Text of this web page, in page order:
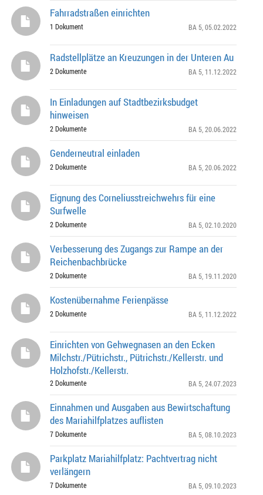
Fahrradstraßen einrichten
1 Dokument BA 5 , 05.02.2022
Radstellplätze an Kreuzungen in der Unteren Au
2 Dokumente BA 5 , 11.12.2022
In Einladungen auf Stadtbezirksbudget
hinweisen
2 Dokumente BA 5 , 20.06.2022
Genderneutral einladen
2 Dokumente BA 5 , 20.06.2022
Eignung des Corneliusstreichwehrs für eine
Surfwelle
2 Dokumente BA 5 , 02.10.2020
Verbesserung des Zugangs zur Rampe an der
Reichenbachbrücke
2 Dokumente BA 5 , 19.11.2020
Kostenübernahme Ferienpässe
2 Dokumente BA 5 , 11.12.2022
Einrichten von Gehwegnasen an den Ecken
Milchstr./Pütrichstr., Pütrichstr./Kellerstr. und
Holzhofstr./Kellerstr.
2 Dokumente BA 5 , 24.07.2023
Einnahmen und Ausgaben aus Bewirtschaftung
des Mariahilfplatzes auflisten
7 Dokumente BA 5 , 08.10.2023
Parkplatz Mariahilfplatz: Pachtvertrag nicht
verlängern
7 Dokumente BA 5 , 09.10.2023